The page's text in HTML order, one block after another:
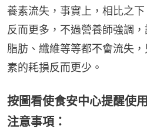
養素流失，事實上，相比之
反而更多，不過營養師強調
脂肪、纖維等等都不會流失
素的耗損反而更少。
按圖看使食安中心提醒使
注意事項：